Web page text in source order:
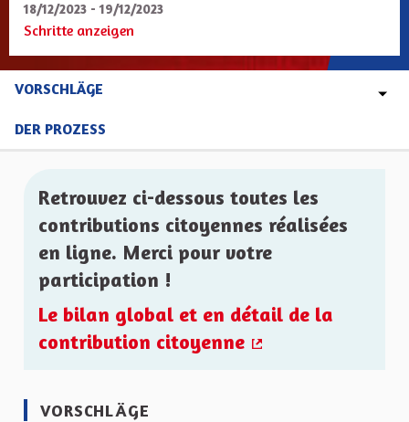
18/12/2023 - 19/12/2023
Schritte anzeigen
VORSCHLÄGE
DER PROZESS
Retrouvez ci-dessous toutes les
contributions citoyennes réalisées
en ligne. Merci pour votre
participation !
Le bilan global et en détail de la
contribution citoyenne
VORSCHLÄGE